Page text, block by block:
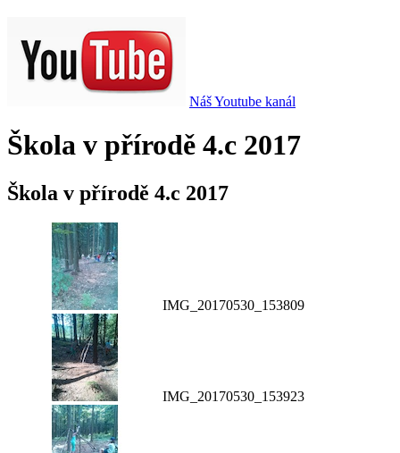
Náš Youtube kanál
Škola v přírodě 4.c 2017
Škola v přírodě 4.c 2017
IMG_20170530_153809
IMG_20170530_153923